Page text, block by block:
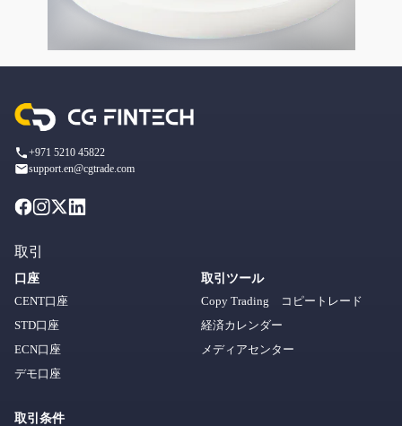
+971 5210 45822
support.en@cgtrade.com
取引
口座
CENT口座
STD口座
ECN口座
デモ口座
取引条件
取引ツール
Copy Trading コピートレード
経済カレンダー
メディアセンター